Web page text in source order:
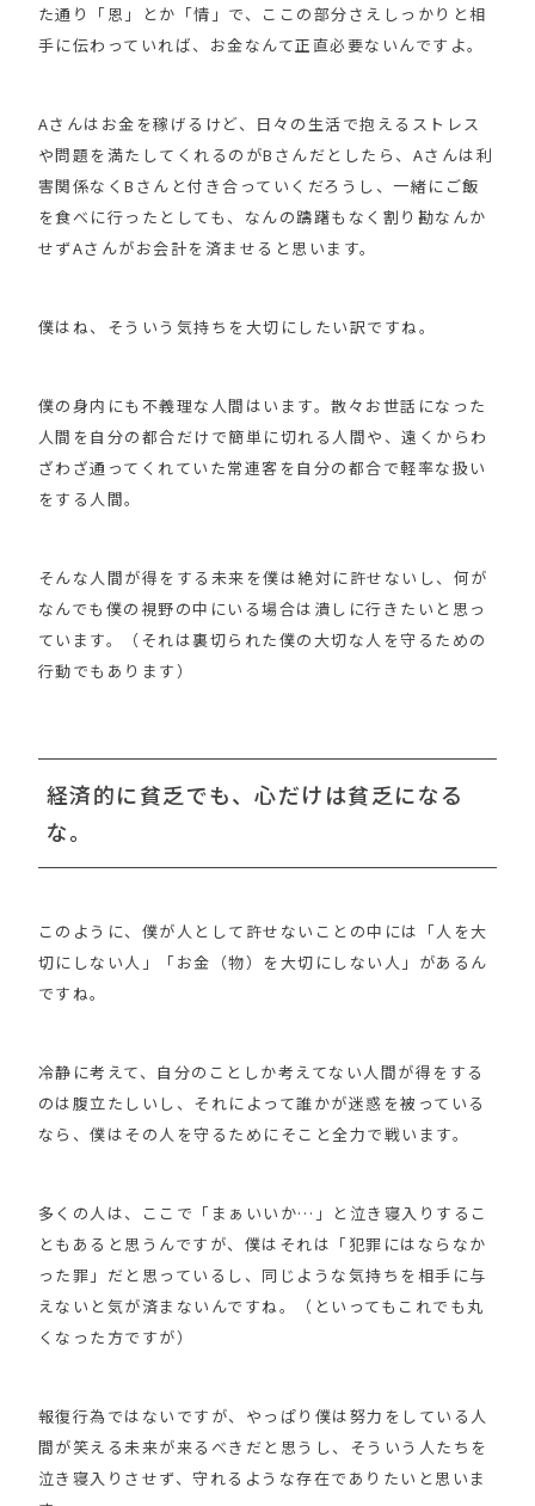
た通り「恩」とか「情」で、ここの部分さえしっかりと相
手に伝わっていれば、お金なんて正直必要ないんですよ。
Aさんはお金を稼げるけど、日々の生活で抱えるストレス
や問題を満たしてくれるのがBさんだとしたら、Aさんは利
害関係なくBさんと付き合っていくだろうし、一緒にご飯
を食べに行ったとしても、なんの躊躇もなく割り勘なんか
せずAさんがお会計を済ませると思います。
僕はね、そういう気持ちを大切にしたい訳ですね。
僕の身内にも不義理な人間はいます。散々お世話になった
人間を自分の都合だけで簡単に切れる人間や、遠くからわ
ざわざ通ってくれていた常連客を自分の都合で軽率な扱い
をする人間。
そんな人間が得をする未来を僕は絶対に許せないし、何が
なんでも僕の視野の中にいる場合は潰しに行きたいと思っ
ています。（それは裏切られた僕の大切な人を守るための
行動でもあります）
経済的に貧乏でも、心だけは貧乏になる
な。
このように、僕が人として許せないことの中には「人を大
切にしない人」「お金（物）を大切にしない人」があるん
ですね。
冷静に考えて、自分のことしか考えてない人間が得をする
のは腹立たしいし、それによって誰かが迷惑を被っている
なら、僕はその人を守るためにそこと全力で戦います。
多くの人は、ここで「まぁいいか…」と泣き寝入りするこ
ともあると思うんですが、僕はそれは「犯罪にはならなか
った罪」だと思っているし、同じような気持ちを相手に与
えないと気が済まないんですね。（といってもこれでも丸
くなった方ですが）
報復行為ではないですが、やっぱり僕は努力をしている人
間が笑える未来が来るべきだと思うし、そういう人たちを
泣き寝入りさせず、守れるような存在でありたいと思いま